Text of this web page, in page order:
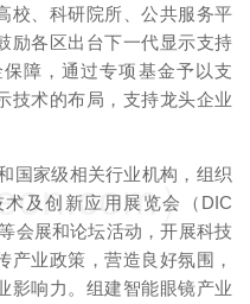
校、科研院所、公共服务平
励各区出台下一代显示支持
障，通过专项基金予以支
技术的布局，支持龙头企业
国家级相关行业机构，组织
及创新应用展览会（DIC
会展和论坛活动，开展科技
业政策，营造良好氛围，
影响力。组建智能眼镜产业
）